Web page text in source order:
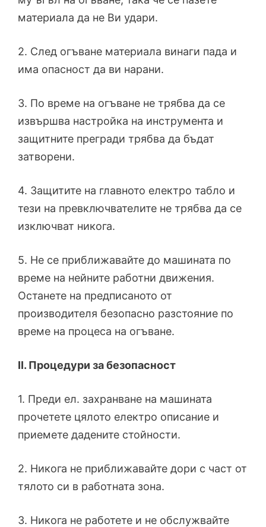
материала да не Ви удари.
2. След огъване материала винаги пада и
има опасност да ви нарани.
3. По време на огъване не трябва да се
извършва настройка на инструмента и
защитните прегради трябва да бъдат
затворени.
4. Защитите на главното електро табло и
тези на превключвателите не трябва да се
изключват никога.
5. Не се приближавайте до машината по
време на нейните работни движения.
Останете на предписаното от
производителя безопасно разстояние по
време на процеса на огъване.
ІІ. Процедури за безопасност
1. Преди ел. захранване на машината
прочетете цялото електро описание и
приемете дадените стойности.
2. Никога не приближавайте дори с част от
тялото си в работната зона.
3. Никога не работете и не обслужвайте